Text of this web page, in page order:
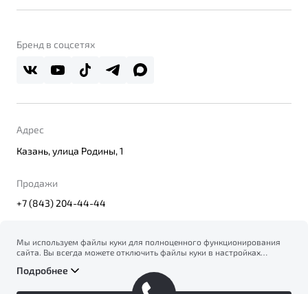
Belgee Линк
О дилерском центре
Правовая информация
Бренд в соцсетях
Адрес
Казань, улица Родины, 1
Продажи
+7 (843) 204-44-44
© 2026
Политика конфиденциальности персональных данных
Официальный сайт Belgee в России
Мы используем файлы куки для полноценного функционирования
сайта. Вы всегда можете отключить файлы куки в настройках
на сбор и использование файлов куки, и подтверждаете
ознакомление с информацией по сбору, использованию и
Подробнее